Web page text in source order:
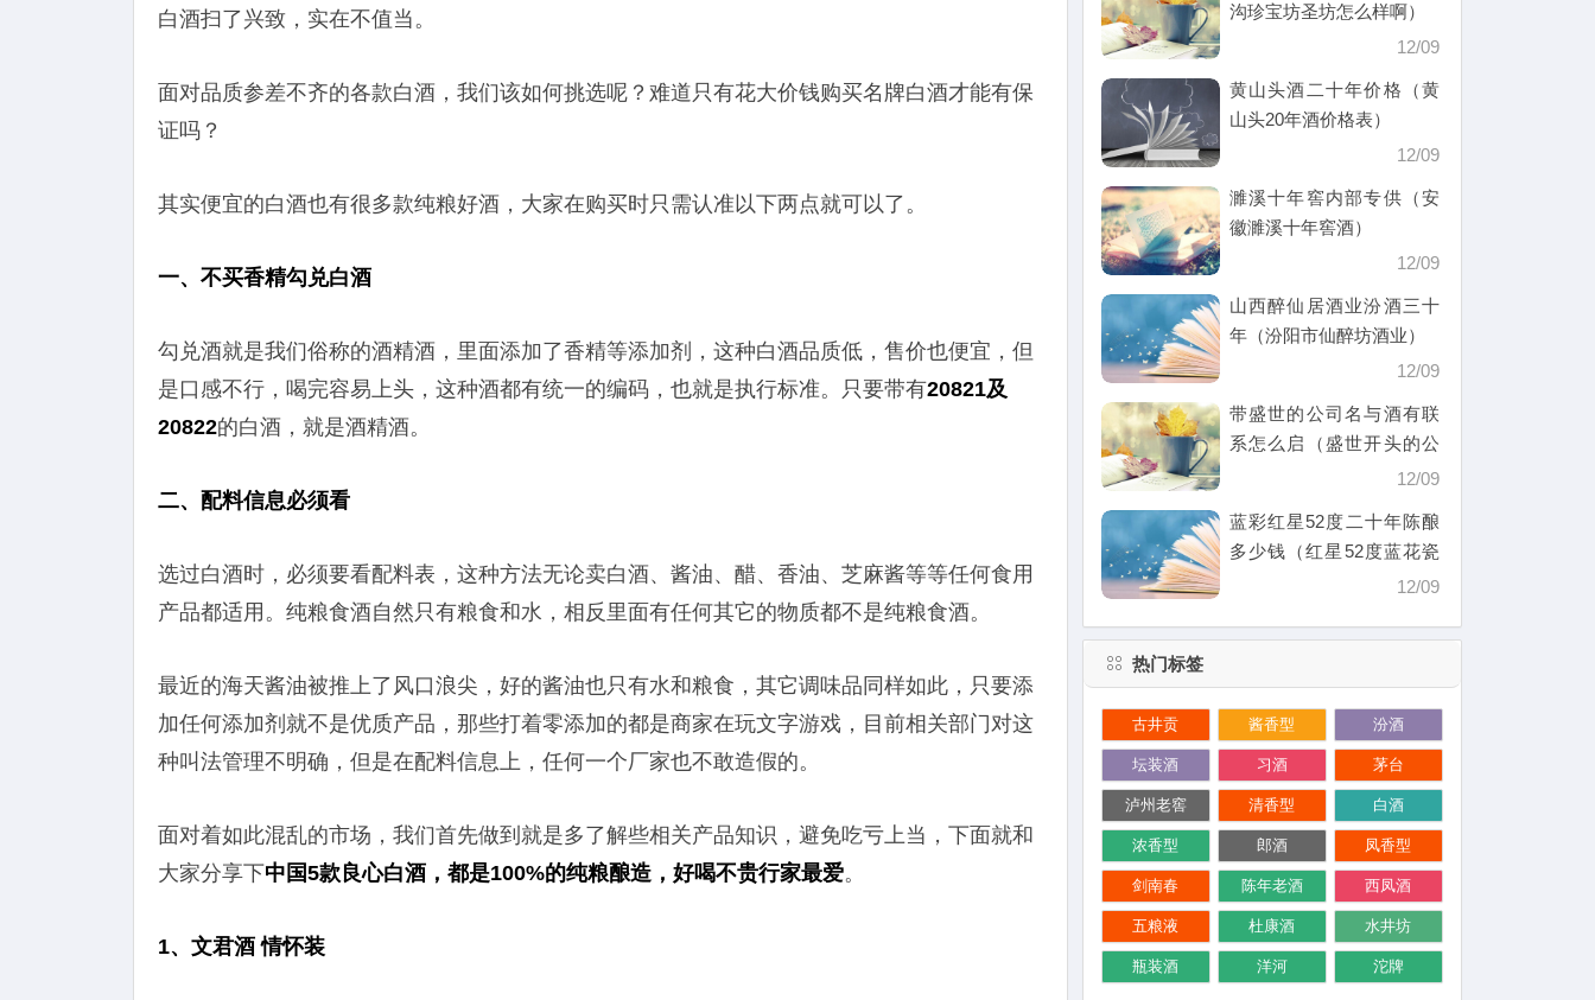
白酒扫了兴致，实在不值当。
面对品质参差不齐的各款白酒，我们该如何挑选呢？难道只有花大价钱购买名牌白酒才能有保
证吗？
其实便宜的白酒也有很多款纯粮好酒，大家在购买时只需认准以下两点就可以了。
一、不买香精勾兑白酒
勾兑酒就是我们俗称的酒精酒，里面添加了香精等添加剂，这种白酒品质低，售价也便宜，但
是口感不行，喝完容易上头，这种酒都有统一的编码，也就是执行标准。只要带有20821及
20822的白酒，就是酒精酒。
二、配料信息必须看
选过白酒时，必须要看配料表，这种方法无论卖白酒、酱油、醋、香油、芝麻酱等等任何食用
产品都适用。纯粮食酒自然只有粮食和水，相反里面有任何其它的物质都不是纯粮食酒。
最近的海天酱油被推上了风口浪尖，好的酱油也只有水和粮食，其它调味品同样如此，只要添
加任何添加剂就不是优质产品，那些打着零添加的都是商家在玩文字游戏，目前相关部门对这
种叫法管理不明确，但是在配料信息上，任何一个厂家也不敢造假的。
面对着如此混乱的市场，我们首先做到就是多了解些相关产品知识，避免吃亏上当，下面就和
大家分享下中国5款良心白酒，都是100%的纯粮酿造，好喝不贵行家最爱。
1、文君酒 情怀装
沟珍宝坊圣坊怎么样啊）
12/09
黄山头酒二十年价格（黄
山头20年酒价格表）
12/09
濉溪十年窖内部专供（安
徽濉溪十年窖酒）
12/09
山西醉仙居酒业汾酒三十
年（汾阳市仙醉坊酒业）
12/09
带盛世的公司名与酒有联
系怎么启（盛世开头的公
12/09
蓝彩红星52度二十年陈酿
多少钱（红星52度蓝花瓷
12/09
热门标签
古井贡 酱香型 汾酒
坛装酒 习酒 茅台
泸州老窖 清香型 白酒
浓香型 郎酒 凤香型
剑南春 陈年老酒 西凤酒
五粮液 杜康酒 水井坊
瓶装酒 洋河 沱牌